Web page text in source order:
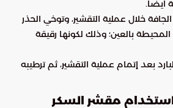
أيضاً.
خلال عملية التقشير، وتوخي الحذر
بالعين؛ وذلك لكونها رقيقة
بعد إتمام عملية التقشير، ثم ترطيبه
مقشر السكر